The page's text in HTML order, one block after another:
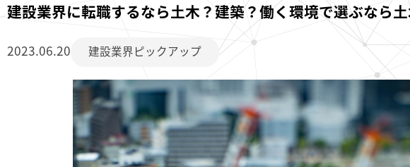
建設業界に転職するなら土木？建築？働く環境で選ぶなら
2023.06.20 建設業界ピックアップ